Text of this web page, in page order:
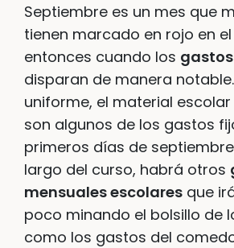
Septiembre es un mes que
tienen marcado en rojo en el
entonces cuando los
disparan de manera
uniforme, el material
son algunos de los gastos
primeros días de
largo del curso, habrá otros
mensuales escolares que
poco minando el bolsillo de
como los gastos del